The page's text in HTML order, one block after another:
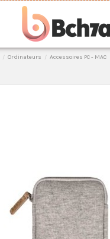
Ordinateurs Accessoires PC - MAC